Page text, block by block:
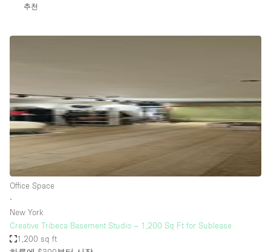
Boutique / Shop
Creative Space
Event Space
Fair / Festival
Hall
Mansion / House
Meeting Space
추천
Office Space
∙
New York
Creative Tribeca Basement Studio – 1,200 Sq Ft for Sublease
1,200 sq ft